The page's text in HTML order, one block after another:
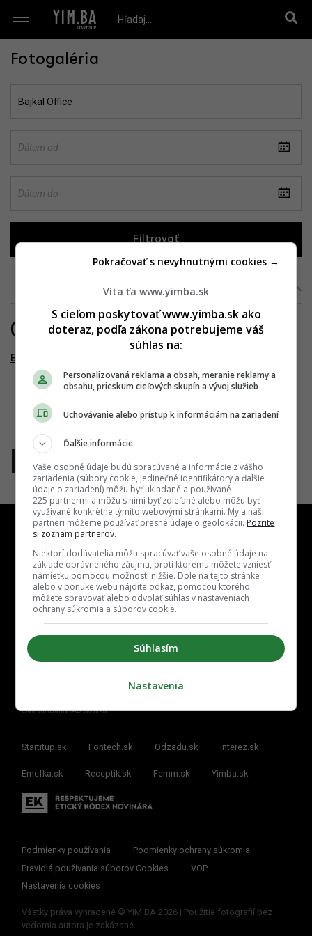
Fotogaléria
Filtrovať
Zoradiť:Podľa projektu
03.12.2025
Bajkal Office
Kontakt Inzercia Cenník Redakcia Kariéra
Člen združenia IAB Slovakia
Startitup.sk Fontech.sk Odzadu.sk interez.sk
Emefka.sk Receptik.sk Femm.sk Yimba.sk
Podmienky používania
Podmienky ochrany súkromia
Pravidlá používania súborov Cookies
VOP
Nastavenia cookies
Všetky práva vyhradené © YIM.BA 2026 | Použitie fotografií bez
vedomia autora je zakázané.
Víta ťa www.yimba.sk
S cieľom poskytovať www.yimba.sk ako
doteraz, podľa zákona potrebujeme váš
súhlas na:
Personalizovaná reklama a obsah, meranie reklamy a
obsahu, prieskum cieľových skupín a vývoj služieb
Uchovávanie alebo prístup k informáciám na zariadení
Ďalšie informácie
Vaše osobné údaje budú spracúvané a informácie z vášho
zariadenia (súbory cookie, jedinečné identifikátory a ďalšie
údaje o zariadení) môžu byť ukladané a používané
225 partnermi a môžu s nimi byť zdieľané alebo môžu byť
využívané konkrétne týmito webovými stránkami. My a naši
partneri môžeme používať presné údaje o geolokácii. Pozrite
si zoznam partnerov.
Niektorí dodávatelia môžu spracúvať vaše osobné údaje na
základe oprávneného záujmu, proti ktorému môžete vzniesť
námietku pomocou možností nižšie. Dole na tejto stránke
alebo v ponuke webu nájdite odkaz, pomocou ktorého
môžete spravovať alebo odvolať súhlas v nastaveniach
ochrany súkromia a súborov cookie.
Súhlasím
Pokračovať s nevyhnutnými cookies →
Nastavenia